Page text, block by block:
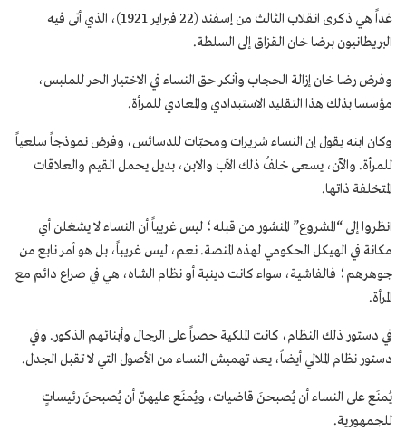
غداً هي ذكرى انقلاب الثالث من إسفند (22 فبراير 1921)، الذي أتى فيه
البريطانيون برضا خان القزاق إلى السلطة.
وفرض رضا خان إزالة الحجاب وأنکر حق النساء في الاختيار الحر للملبس،
مؤسسا بذلك هذا التقليد الاستبدادي والمعادي للمرأة.
وكان ابنه يقول إن النساء شريرات ومحبّات للدسائس، وفرض نموذجاً سلعياً
للمرأة. والآن، يسعى خلفُ ذلك الأب والابن، بديل يحمل القيم والعلاقات
المتخلفة ذاتها.
انظروا إلى “المشروع” المنشور من قبله؛ ليس غريباً أن النساء لا يشغلن أي
مكانة في الهيكل الحكومي لهذه المنصة. نعم، ليس غريباً، بل هو أمر نابع من
جوهرهم؛ فالفاشية، سواء كانت دينية أو نظام الشاه، هي في صراع دائم مع
المرأة.
في دستور ذلك النظام، كانت الملكية حصراً على الرجال وأبنائهم الذكور. وفي
دستور نظام الملالي أيضاً، يعد تهميش النساء من الأصول التي لا تقبل الجدل.
يُمنَع على النساء أن يُصبحنَ قاضيات، ويُمنَع عليهنّ أن يُصبحنَ رئيساتٍ
للجمهورية.